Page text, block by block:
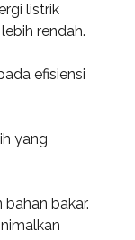
listrik
rendah.
efisiensi
yang
bakar.